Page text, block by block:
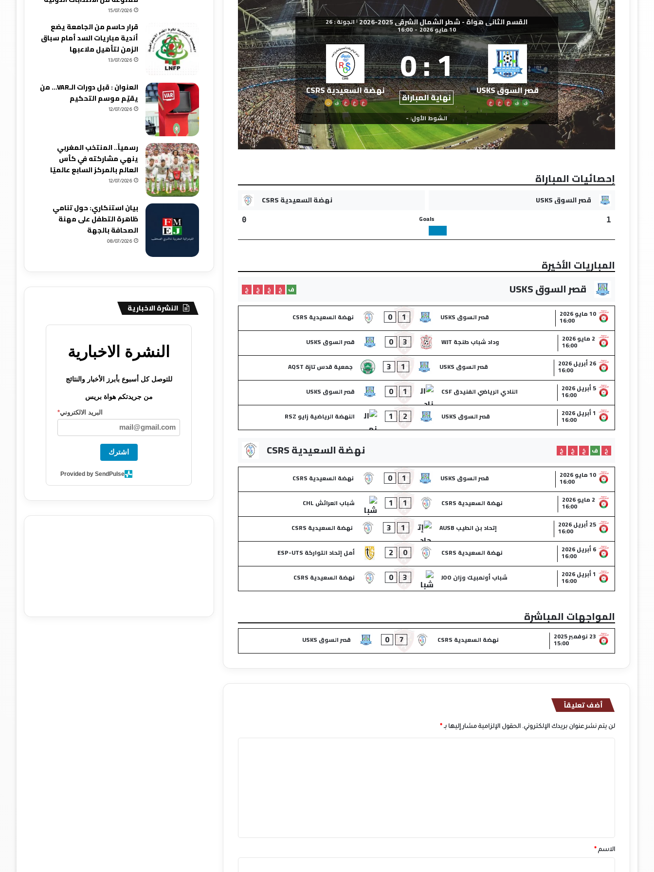
القسم الثاني هواة - شطر الشمال الشرقي 2025-2026 | الجولة : 26
10 مايو 2026 -
16:00
قصر السوق USKS
ف ف خ خ خ
1
:
0
نهاية المباراة نهضة السعيدية CSRS
خ خ خ ف ت
الشوط الأول: -
إحصائيات المباراة
قصر السوق USKS نهضة السعيدية CSRS
1
Goals
0
المباريات الأخيرة
قصر السوق USKS
ف خ خ خ خ
10 مايو 2026
16:00 قصر السوق USKS 1
0
نهضة السعيدية CSRS
2 مايو 2026
16:00 وداد شباب طنجة WJT 3
0
قصر السوق USKS
26 أبريل 2026
16:00 قصر السوق USKS 1
3
جمعية قدس تازة AQST
5 أبريل 2026
16:00 النادي الرياضي الفنيدق CSF 1
0
قصر السوق USKS
1 أبريل 2026
16:00 قصر السوق USKS 2
1 النهضة الرياضية زايو RSZ
نهضة السعيدية CSRS خ ف خ خ خ
10 مايو 2026
16:00 قصر السوق USKS 1
0
نهضة السعيدية CSRS
2 مايو 2026
16:00 نهضة السعيدية CSRS 1
1
شباب العرائش CHL
25 أبريل 2026
16:00 إتحاد بن الطيب AUSB 1
3
نهضة السعيدية CSRS
6 أبريل 2026
16:00 نهضة السعيدية CSRS 0
2
أمل إتحاد التواركة ESP-UTS
1 أبريل 2026
16:00 شباب أولمبيك وزان JOO 3
0 نهضة السعيدية CSRS
المواجهات المباشرة
23 نوفمبر 2025
15:00 نهضة السعيدية CSRS 7
0 قصر السوق USKS
أضف تعليقاً
لن يتم نشر عنوان بريدك الإلكتروني. الحقول الإلزامية مشار إليها بـ *
*
الاسم *
15/07/2026
قرار حاسم من الجامعة يضع
أندية مباريات السد أمام سباق
الزمن لتأهيل ملاعبها
13/07/2026
العنوان : قبل دورات الـVAR… من
يقيّم موسم التحكيم
12/07/2026
رسمياً.. المنتخب المغربي
ينهي مشاركته في كأس
العالم بالمركز السابع عالميًا
12/07/2026
بيان استنكاري: حول تنامي
ظاهرة التطفل على مهنة
الصحافة بالجهة
08/07/2026
النشرة الاخبارية
النشرة الاخبارية
للتوصل كل أسبوع بأبرز الأخبار والنتائج
من جريدتكم هواة بريس
البريد الالكتروني*
اشترك
Provided by SendPulse